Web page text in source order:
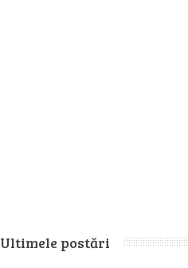
Ultimele postări